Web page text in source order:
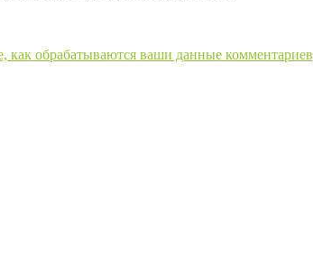
как обрабатываются ваши данные комментариев